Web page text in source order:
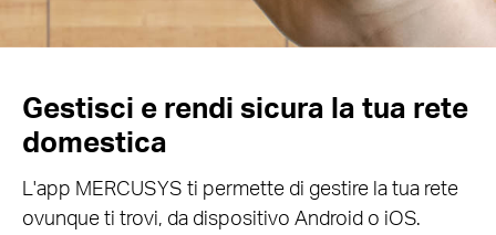
Gestisci e rendi sicura la tua rete
domestica
L'app MERCUSYS ti permette di gestire la tua rete
ovunque ti trovi, da dispositivo Android o iOS.